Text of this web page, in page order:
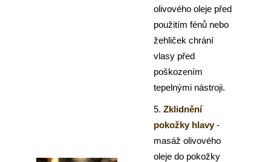
olivového oleje před
použitím fénů nebo
žehliček chrání
vlasy před
poškozením
tepelnými nástroji.
5. Zklidnění
pokožky hlavy-
masáž olivového
oleje do pokožky